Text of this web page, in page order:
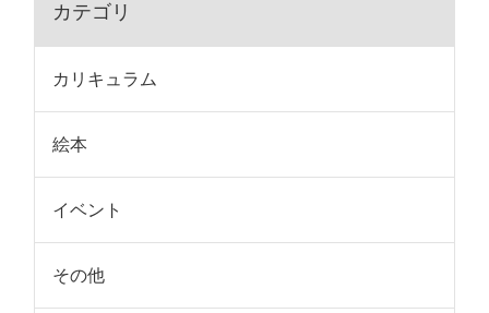
カテゴリ
カリキュラム
絵本
イベント
その他